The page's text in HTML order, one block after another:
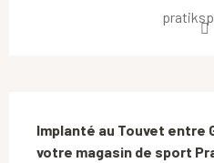
Implanté au Touvet entre
votre magasin de sport